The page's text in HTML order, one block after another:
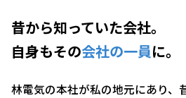
昔から知っていた会社。
自身もその会社の一員に。
林電気の本社が私の地元にあり、